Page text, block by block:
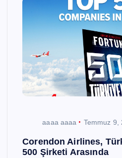
aaaa aaaa Temmuz 9,
Corendon Airlines,
500 Şirketi Arasında